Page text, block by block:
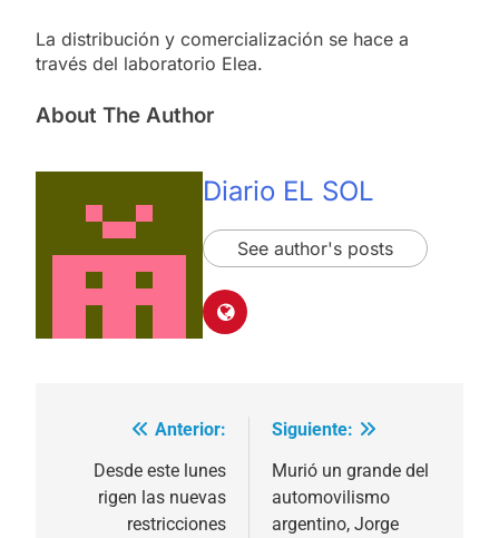
La distribución y comercialización se hace a
través del laboratorio Elea.
About The Author
Diario EL SOL
See author's posts
Navegación
entradas
Anterior:
Desde este lunes
rigen las nuevas
restricciones
Siguiente:
Murió un grande del
automovilismo
argentino, Jorge